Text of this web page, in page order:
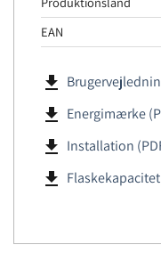
EAN
file_download
file_download Energimærke
file_download Installation
file_download Flaskekapacitet